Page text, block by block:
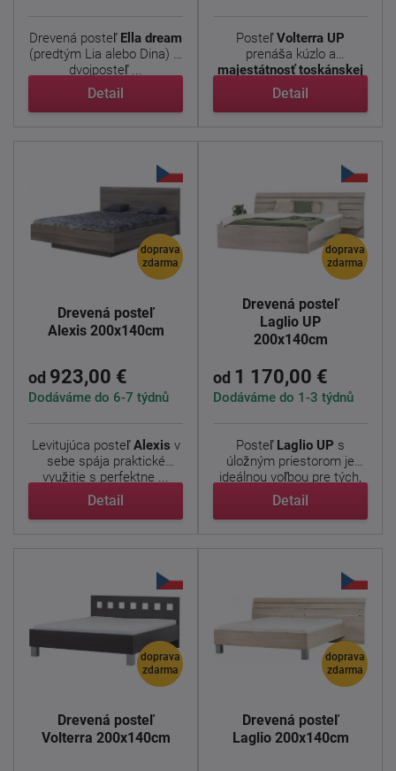
Drevená posteľ Ella dream
(predtým Lia alebo Dina) je
dvojposteľ ...
Detail
PosteľVolterra UP
prenáša kúzlo a
majestátnosť toskánskej
...
Detail
doprava
zdarma
Drevená posteľ
Alexis 200x140cm
od 923,00 €
Dodáváme do 6-7 týdnů
Levitujúca posteľAlexis v
sebe spája praktické
využitie s perfektne ...
Detail
doprava
zdarma
Drevená posteľ
Laglio UP
200x140cm
od 1 170,00 €
Dodáváme do 1-3 týdnů
Posteľ Laglio UP s
úložným priestorom je
ideálnou voľbou pre tých,
...
Detail
doprava
zdarma
Drevená posteľ
Volterra 200x140cm
doprava
zdarma
Drevená posteľ
Laglio 200x140cm